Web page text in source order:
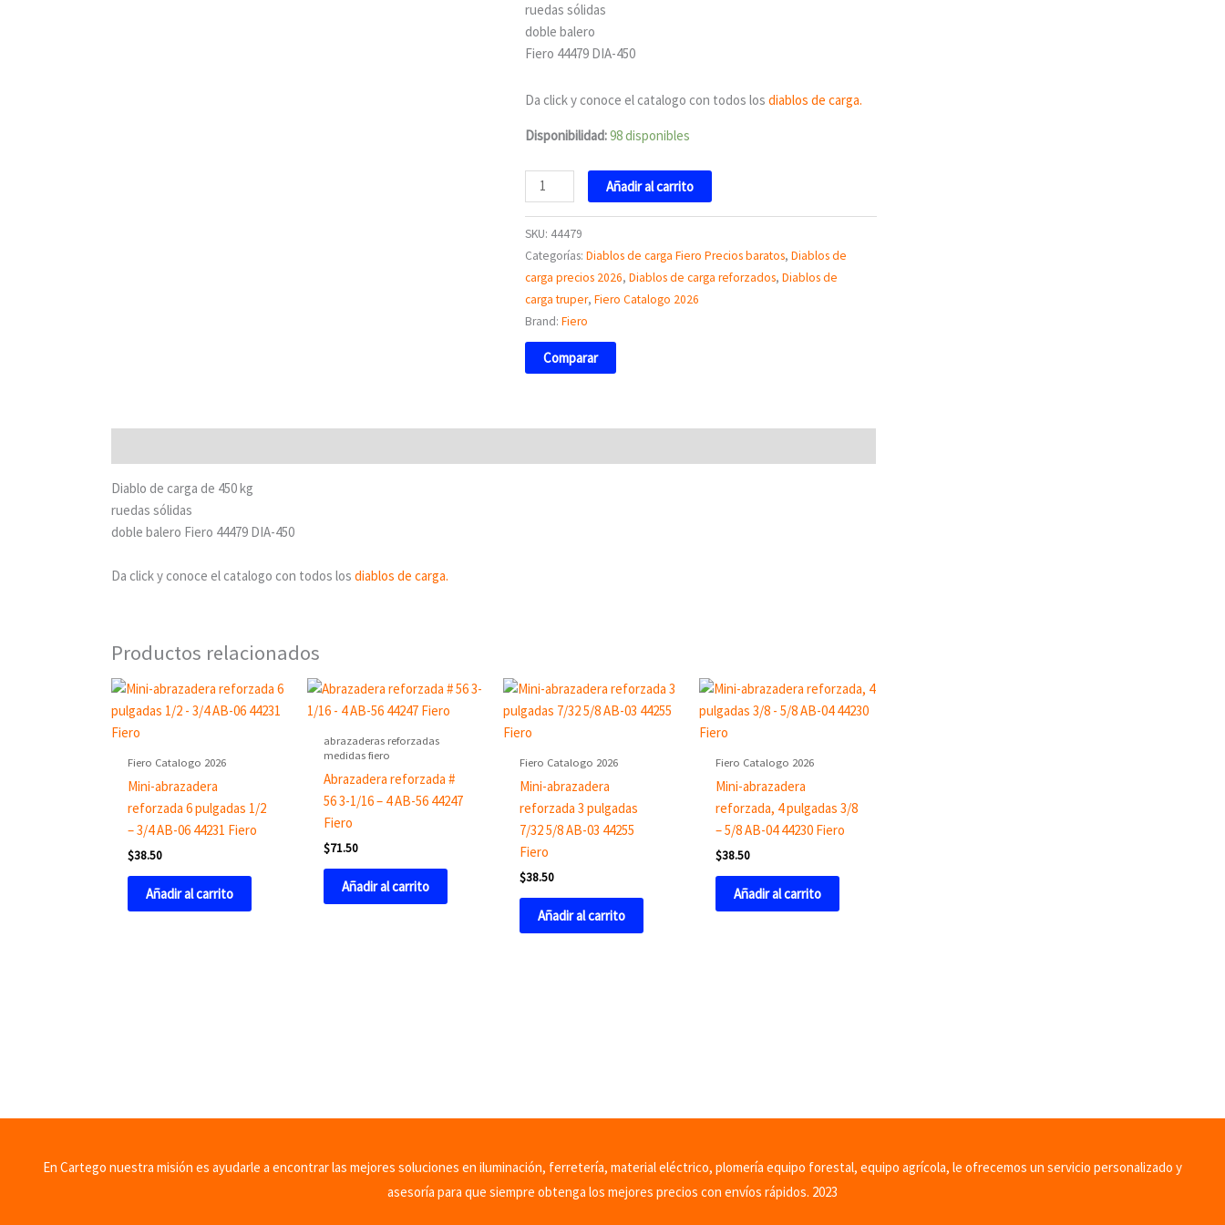
ruedas sólidas
doble balero
Fiero 44479 DIA-450
Da click y conoce el catalogo con todos los diablos de carga.
Disponibilidad:98 disponibles
DIA-
450
44479
cantidad
Añadir al carrito
SKU: 44479
Categorías: Diablos de carga Fiero Precios baratos, Diablos de
carga precios 2026, Diablos de carga reforzados, Diablos de
carga truper, Fiero Catalogo 2026
Brand: Fiero
Comparar
Diablo de carga de 450 kg
ruedas sólidas
doble balero Fiero 44479 DIA-450
Da click y conoce el catalogo con todos losdiablos de carga.
Productos relacionados
Fiero Catalogo 2026
Mini-abrazadera
reforzada 6 pulgadas 1/2
– 3/4 AB-06 44231 Fiero
$38.50
Añadir al carrito
abrazaderas reforzadas
medidas fiero
Abrazadera reforzada #
56 3-1/16 – 4 AB-56 44247
Fiero
$71.50
Añadir al carrito
Fiero Catalogo 2026
Mini-abrazadera
reforzada 3 pulgadas
7/32 5/8 AB-03 44255
Fiero
$38.50
Añadir al carrito
Fiero Catalogo 2026
Mini-abrazadera
reforzada, 4 pulgadas 3/8
– 5/8 AB-04 44230 Fiero
$38.50
Añadir al carrito
En Cartego nuestra misión es ayudarle a encontrar las mejores soluciones en iluminación, ferretería, material eléctrico, plomería equipo forestal, equipo agrícola, le ofrecemos un servicio personalizado y
asesoría para que siempre obtenga los mejores precios con envíos rápidos. 2023